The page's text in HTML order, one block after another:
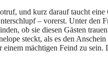
und kurz darauf taucht
– vorerst. Unter den
ob sie diesen Gästen
steckt, als es den
mächtigen Feind zu